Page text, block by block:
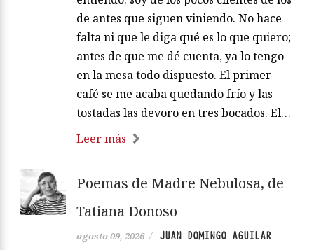
de antes que siguen viniendo. No hace
falta ni que le diga qué es lo que quiero;
antes de que me dé cuenta, ya lo tengo
en la mesa todo dispuesto. El primer
café se me acaba quedando frío y las
tostadas las devoro en tres bocados. El…
Leer más
Poemas de Madre Nebulosa, de
Tatiana Donoso
agosto 09, 2026 / JUAN DOMINGO AGUILAR